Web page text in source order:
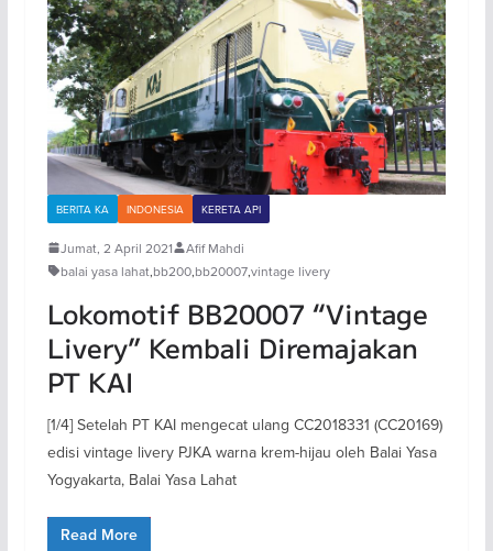
BERITA KA INDONESIA KERETA API
Jumat, 2 April 2021
Afif Mahdi
balai yasa lahat,bb200,bb20007,vintage livery
Lokomotif BB20007 “Vintage
Livery” Kembali Diremajakan
PT KAI
[1/4] Setelah PT KAI mengecat ulang CC2018331 (CC20169)
edisi vintage livery PJKA warna krem-hijau oleh Balai Yasa
Yogyakarta, Balai Yasa Lahat
Read More